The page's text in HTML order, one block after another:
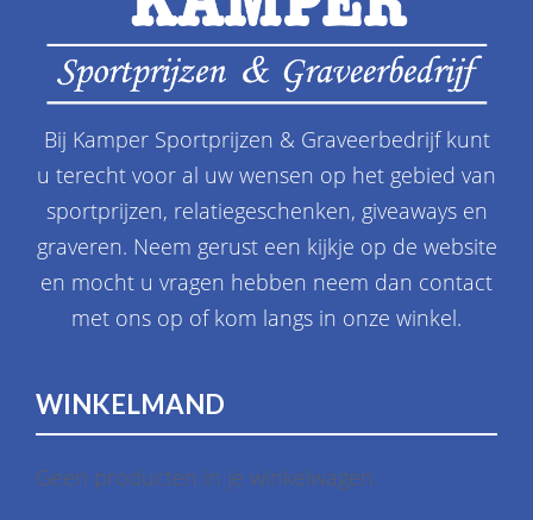
Bij Kamper Sportprijzen & Graveerbedrijf kunt
u terecht voor al uw wensen op het gebied van
sportprijzen, relatiegeschenken, giveaways en
graveren. Neem gerust een kijkje op de website
en mocht u vragen hebben neem dan contact
met ons op of kom langs in onze winkel.
WINKELMAND
Geen producten in je winkelwagen.